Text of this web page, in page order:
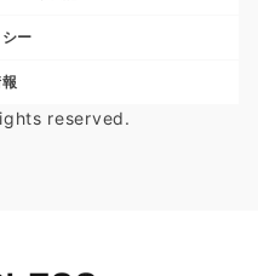
ー
reserved.